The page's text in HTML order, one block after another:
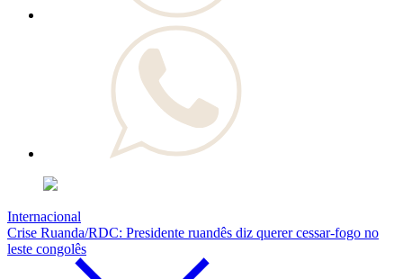
Internacional
Crise Ruanda/RDC: Presidente ruandês diz querer cessar-fogo no
leste congolês